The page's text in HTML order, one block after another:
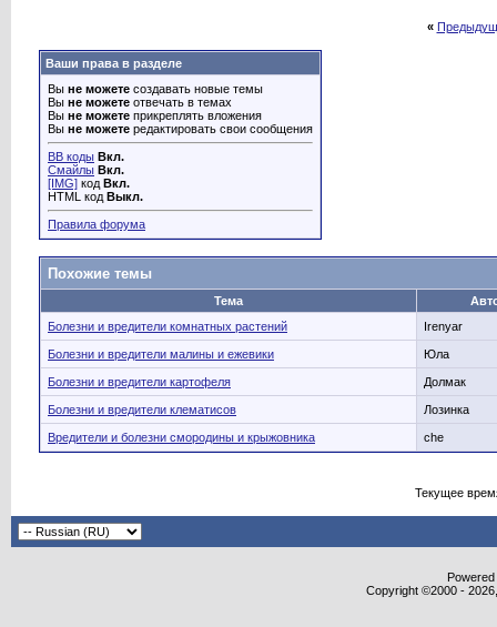
«
Ваши права в разделе
Вы не можете создавать новые темы
Вы не можете отвечать в темах
Вы не можете прикреплять вложения
Вы не можете редактировать свои сообщения
BB коды Вкл.
Смайлы Вкл.
[IMG] код Вкл.
HTML код Выкл.
Правила форума
Похожие темы
Тема
Болезни и вредители комнатных растений
Irenyar
Болезни и вредители малины и ежевики Юла
Болезни и вредители картофеля Долмак
Болезни и вредители клематисов Лозинка
Вредители и болезни смородины и крыжовника che
Текущее
Copyright ©2000 -